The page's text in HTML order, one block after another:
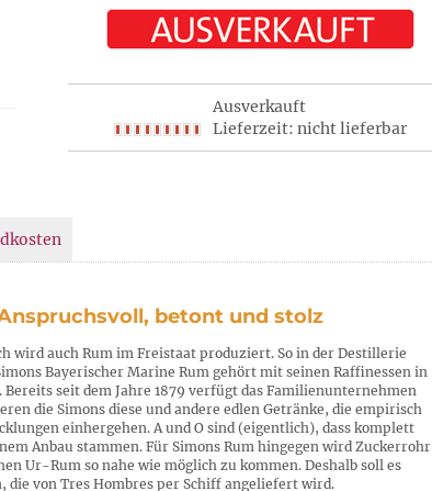
Ausverkauft
Lieferzeit: nicht lieferbar
betont und stolz
auch Rum im Freistaat produziert. So in der Destillerie
Bayerischer Marine Rum gehört mit seinen Raffinessen in
seit dem Jahre 1879 verfügt das Familienunternehmen
die Simons diese und andere edlen Getränke, die empirisch
einhergehen. A und O sind (eigentlich), dass komplett
Anbau stammen. Für Simons Rum hingegen wird Zuckerrohr
Ur-Rum so nahe wie möglich zu kommen. Deshalb soll es
von Tres Hombres per Schiff angeliefert wird.